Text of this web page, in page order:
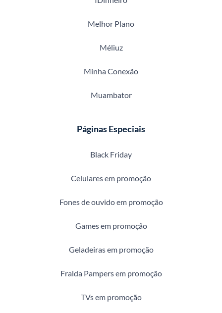
Melhor Plano
Méliuz
Minha Conexão
Muambator
Páginas Especiais
Black Friday
Celulares em promoção
Fones de ouvido em promoção
Games em promoção
Geladeiras em promoção
Fralda Pampers em promoção
TVs em promoção